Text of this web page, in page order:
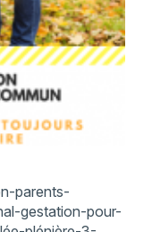
parents-
gestation-pour-